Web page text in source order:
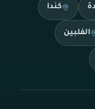
كندا
الفلبين